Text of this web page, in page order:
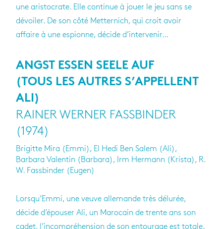
une aristocrate. Elle continue à jouer le jeu sans se
dévoiler. De son côté Metternich, qui croit avoir
affaire à une espionne, décide d’intervenir…
ANGST ESSEN SEELE AUF
(TOUS LES AUTRES S’APPELLENT
ALI)
RAINER WERNER FASSBINDER
(1974)
Brigitte Mira (Emmi), El Hedi Ben Salem (Ali),
Barbara Valentin (Barbara), Irm Hermann (Krista), R.
W. Fassbinder (Eugen)
Lorsqu’Emmi, une veuve allemande très délurée,
décide d’épouser Ali, un Marocain de trente ans son
cadet, l’incompréhension de son entourage est totale.